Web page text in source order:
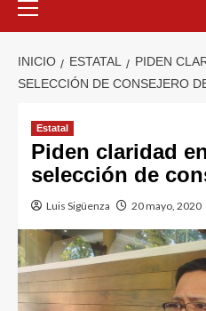
INICIO ESTATAL
PIDEN
SELECCIÓN DE CONSEJERO
Estatal
Piden claridad
selección de
Luis Sigüenza 20 mayo, 2020